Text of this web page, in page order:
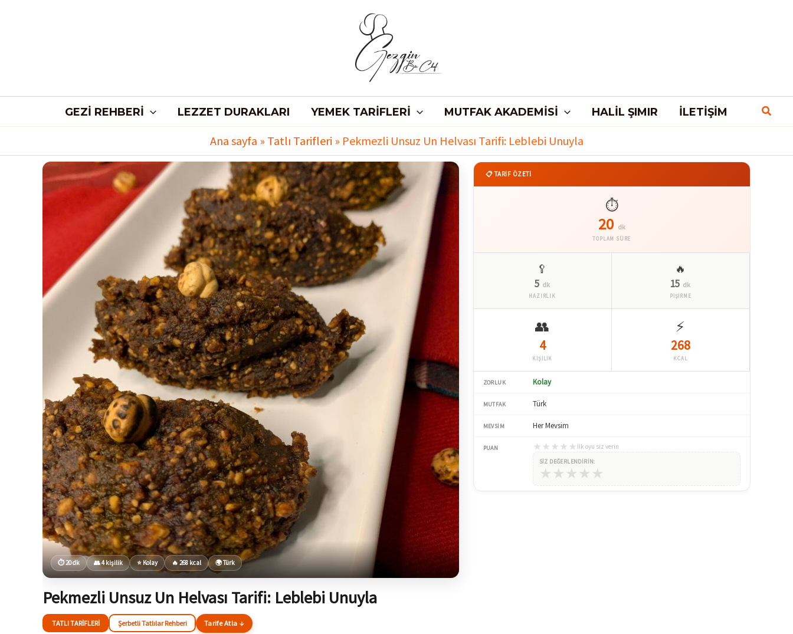
GEZI REHBERI LEZZET DURAKLARI YEMEK TARIFLERI MUTFAK AKADEMISI HALIL ŞIMIR İLETIŞIM
Ana sayfa » Tatlı Tarifleri » Pekmezli Unsuz Un Helvası Tarifi: Leblebi Unuyla
⏱ 20 dk 👥 4 kişilik ⭐ Kolay 🔥 268 kcal 🌍 Türk
Pekmezli Unsuz Un Helvası Tarifi: Leblebi Unuyla
TATLI TARIFLERI Şerbetli Tatlılar Rehberi Tarife Atla ↓
📋 TARİF ÖZETİ
⏱️
20 dk
TOPLAM SÜRE
🥄
5 dk
HAZIRLIK
🔥
15 dk
PİŞİRME
👥
4
KİŞİLİK
⚡
268
KCAL
ZORLUK Kolay
MUTFAK Türk
MEVSIM Her Mevsim
PUAN ★ ★ ★ ★ ★ İlk oyu siz verin
SIZ DEĞERLENDIRIN:
★ ★ ★ ★ ★